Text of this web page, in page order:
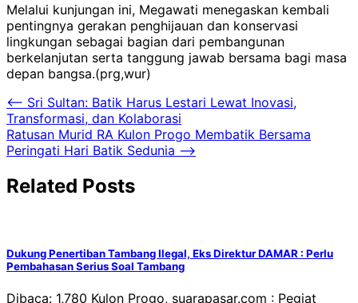
Melalui kunjungan ini, Megawati menegaskan kembali
pentingnya gerakan penghijauan dan konservasi
lingkungan sebagai bagian dari pembangunan
berkelanjutan serta tanggung jawab bersama bagi masa
depan bangsa.(prg,wur)
Navigasi
pos
⟵ Sri Sultan: Batik Harus Lestari Lewat Inovasi,
Transformasi, dan Kolaborasi
Ratusan Murid RA Kulon Progo Membatik Bersama
Peringati Hari Batik Sedunia ⟶
Related Posts
Dukung Penertiban Tambang Ilegal, Eks Direktur DAMAR : Perlu
Pembahasan Serius Soal Tambang
Dibaca: 1,780 Kulon Progo, suarapasar.com : Pegiat